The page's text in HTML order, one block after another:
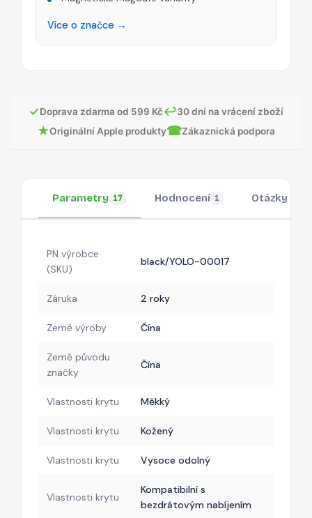
Více o značce →
✓Doprava zdarma od 599 Kč↩30 dní na vrácení zboží
★Originální Apple produkty☎Zákaznická podpora
Parametry 17 Hodnocení 1 Otázky
PN výrobce
(SKU)
black/YOLO-00017
Záruka 2 roky
Země výroby Čína
Země původu
značky
Čína
Vlastnosti krytu Měkký
Vlastnosti krytu Kožený
Vlastnosti krytu Vysoce odolný
Vlastnosti krytu
Kompatibilní s
bezdrátovým nabíjením